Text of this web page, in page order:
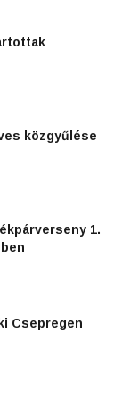
közgyűlése
1.
Csepregen